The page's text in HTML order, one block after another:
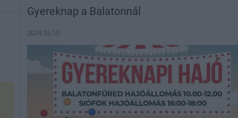
Gyereknap a Balatonnál
2024.05.10